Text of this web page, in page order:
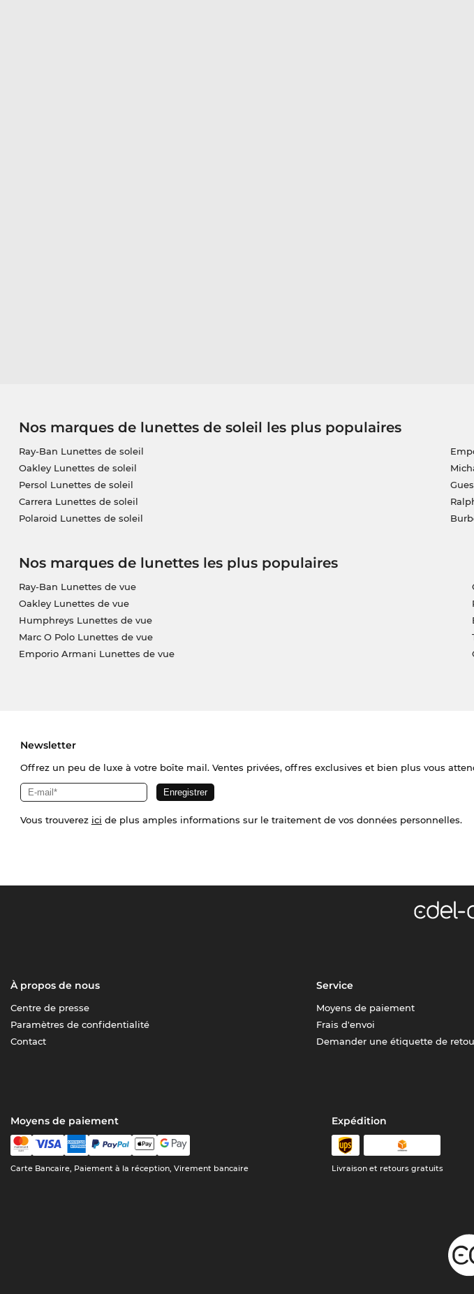
Nos marques de lunettes de soleil les plus populaires
Ray-Ban Lunettes de soleil
Oakley Lunettes de soleil
Persol Lunettes de soleil
Carrera Lunettes de soleil
Polaroid Lunettes de soleil
Nos marques de lunettes les plus populaires
Ray-Ban Lunettes de vue
Oakley Lunettes de vue
Humphreys Lunettes de vue
Marc O Polo Lunettes de vue
Emporio Armani Lunettes de vue
Newsletter
Offrez un peu de luxe à votre boîte mail. Ventes privées, offres exclusives et bien plus vous
Vous trouverez ici de plus amples informations sur le traitement de vos données personnelles.
À propos de nous
Centre de presse
Paramètres de confidentialité
Contact
Service
Moyens de paiement
Frais d'envoi
Demander une étiquette de
Moyens de paiement
Carte Bancaire, Paiement à la réception, Virement bancaire
Expédition
Livraison et retours gratuits